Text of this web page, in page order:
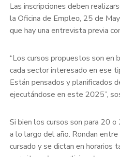
Las inscripciones deben
la Oficina de Empleo, 25 de
que hay una entrevista previa
“Los cursos propuestos son en
cada sector interesado en ese
Están pensados y planificados
ejecutándose en este 2025”,
Si bien los cursos son para 20
a lo largo del año. Rondan
cursado y se dictan en horarios